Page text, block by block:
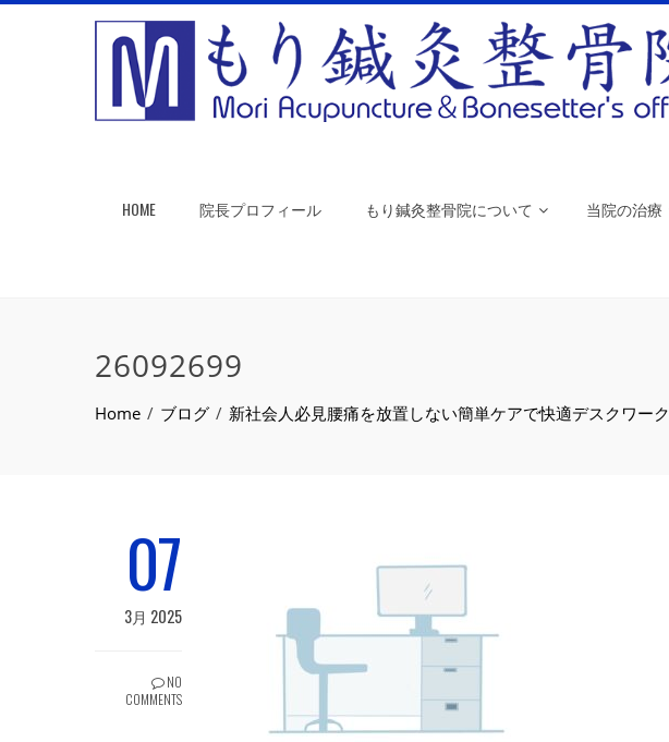
HOME 院長プロフィール もり鍼灸整骨院について 当院の治療
26092699
Home ブログ 新社会人必見腰痛を放置しない簡単ケアで快適デスクワーク
07
3月 2025
NO
COMMENTS